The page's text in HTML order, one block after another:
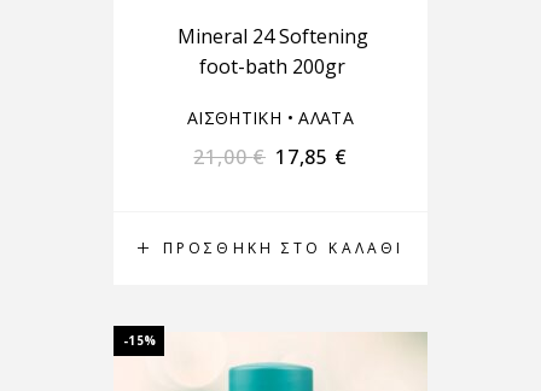
ΠΡΟΣΘΉΚΗ ΣΤΟ ΚΑΛΆΘΙ
Mineral 24 Softening
foot-bath 200gr
ΑΙΣΘΗΤΙΚΗ •ΑΛΑΤΑ
21,00€ 17,85 €
-15%